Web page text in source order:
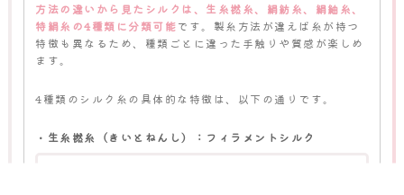
方法の違いから見たシルクは、生糸撚糸、絹紡糸、絹紬糸、
特絹糸の4種類に分類可能です。製糸方法が違えば糸が持つ
特徴も異なるため、種類ごとに違った手触りや質感が楽しめ
ます。
4種類のシルク糸の具体的な特徴は、以下の通りです。
・生糸撚糸（きいとねんし）：フィラメントシルク